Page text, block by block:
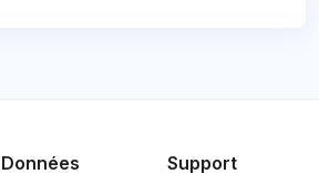
Données Support